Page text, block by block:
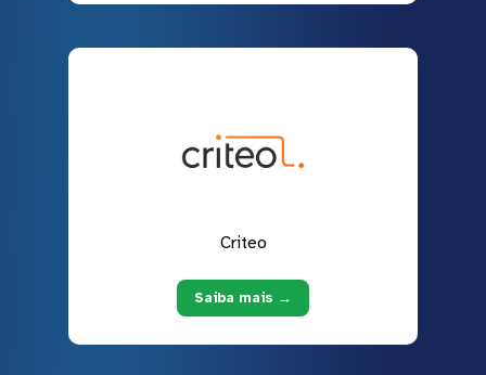
Criteo
Saiba mais →